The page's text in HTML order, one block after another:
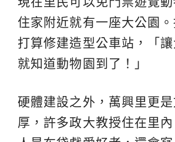
住家附近就有一座大公園
打算修建造型公車站，「
就知道動物園到了！」
硬體建設之外，萬興里更
厚，許多政大教授住在里